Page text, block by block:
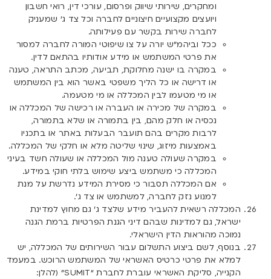
ומחקרים, שירותי שיווק ופרסום, עורכי דין, רואי חשבון
ויועצים מקצועיים חיצוניים לחברה וכל צד ג’ שמעניק
לחברה שירות בקשר עם פעילותה.
ככל וביהמ”ש יורה על צו שיפוטי המורה לחברה למסור
את פרטי המשתמש או מידע אודותיו בהתאם לדין.
במקרה בו ישנה מחלוקת, תביעה, מכתב התראה, טענה
או דרישה או כל הליך משפטי באשר הוא בין המשתמש
או מי מטעמו לבין המכללה או מי מטעמה.
במקרה של מכירה או העברה או רכישה של המכללה או
נכסיה או חלק מהם, בין בתמורה או שלא בתמורה,
לרבות מקרים בהם תועבר הבעלות באתר או בתכניו
באמצעות מיזוג, שינוי שליטה מלא או חלקי של המכללה.
במקרה שעולה טענה מול המכללה או שעולה חשד בעיני
המכללה כי משתמש ביצע שימוש בלתי חוקי במידע.
אם המכללה תסבור כי מסירת המידע נדרשת על מנת
למנוע נזק לחברה, למשתמש או צד ג’.
המכללה רשאית להעביר מידע שלצד ג’ גם מחוץ למדינת
ישראל, גם למדינות שבהם דיני הגנת הפרטיות ברמת הגנה
נמוכה מהוראות הדין הישראלי.
בנוסף, לשם ביצוע התשלום עבור השירותים של המכללה, יש
למלא את פרטי כרטיס האשראי של המשתמש הרוכש. במעמד
הקנייה, סליקת האשראי עוברת לחברת “SUMIT” (להלן: